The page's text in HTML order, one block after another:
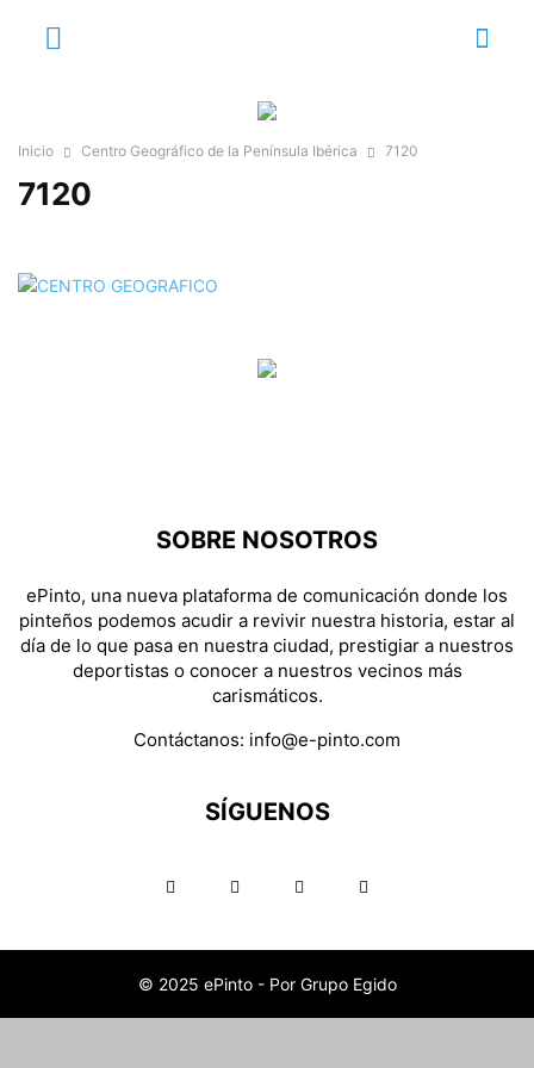
Inicio Centro Geográfico de la Península Ibérica 7120
7120
SOBRE NOSOTROS
ePinto, una nueva plataforma de comunicación donde los
pinteños podemos acudir a revivir nuestra historia, estar al
día de lo que pasa en nuestra ciudad, prestigiar a nuestros
deportistas o conocer a nuestros vecinos más
carismáticos.
Contáctanos: info@e-pinto.com
SÍGUENOS
© 2025 ePinto - Por Grupo Egido